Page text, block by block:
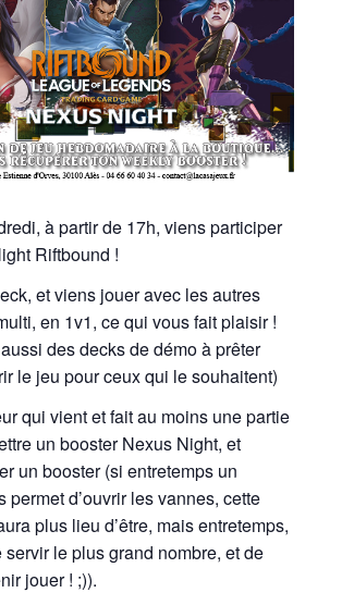
à partir de 17h, viens participer
Riftbound !
et viens jouer avec les autres
en 1v1, ce qui vous fait plaisir !
des decks de démo à prêter
le jeu pour ceux qui le souhaitent)
qui vient et fait au moins une partie
un booster Nexus Night, et
un booster (si entretemps un
permet d’ouvrir les vannes, cette
plus lieu d’être, mais entretemps,
servir le plus grand nombre, et de
jouer ! ;)).